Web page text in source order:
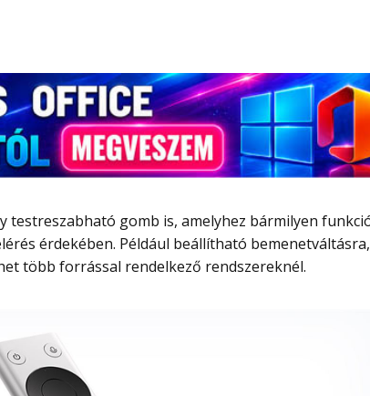
érdekében. Például beállítható bemenetváltásra,
több forrással rendelkező rendszereknél.